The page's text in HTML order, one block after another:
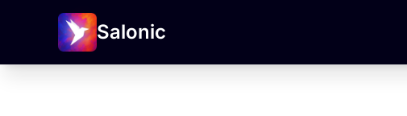
Salonic